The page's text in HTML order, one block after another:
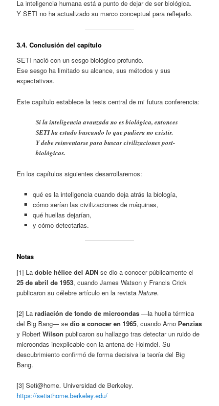
La inteligencia humana está a punto de dejar de ser biológica.
Y SETI no ha actualizado su marco conceptual para reflejarlo.
3.4. Conclusión del capítulo
SETI nació con un sesgo biológico profundo.
Ese sesgo ha limitado su alcance, sus métodos y sus
expectativas.
Este capítulo establece la tesis central de mi futura conferencia:
Si la inteligencia avanzada no es biológica, entonces
SETI ha estado buscando lo que pudiera no existir.
Y debe reinventarse para buscar civilizaciones post-
biológicas.
En los capítulos siguientes desarrollaremos:
qué es la inteligencia cuando deja atrás la biología,
cómo serían las civilizaciones de máquinas,
qué huellas dejarían,
y cómo detectarlas.
Notas
[1] Ladoble hélice del ADN se dio a conocer públicamente el
25 de abril de 1953, cuando James Watson y Francis Crick
publicaron su célebre artículo en la revistaNature.
[2] Laradiación de fondo de microondas —la huella térmica
del Big Bang— sedio a conocer en 1965, cuando Arno Penzias
y RobertWilson publicaron su hallazgo tras detectar un ruido de
microondas inexplicable con la antena de Holmdel. Su
descubrimiento confirmó de forma decisiva la teoría del Big
Bang.
[3] Seti@home. Universidad de Berkeley.
https://setiathome.berkeley.edu/